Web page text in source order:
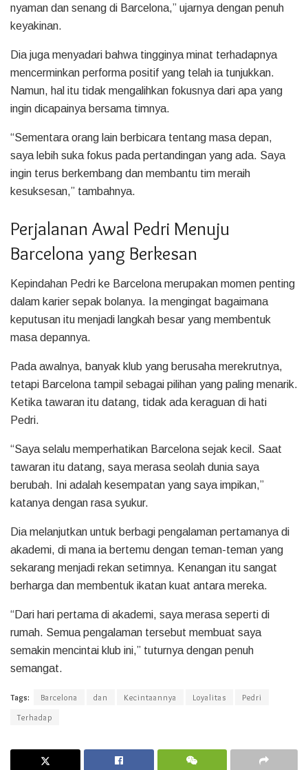
nyaman dan senang di Barcelona,” ujarnya dengan penuh
keyakinan.
Dia juga menyadari bahwa tingginya minat terhadapnya
mencerminkan performa positif yang telah ia tunjukkan.
Namun, hal itu tidak mengalihkan fokusnya dari apa yang
ingin dicapainya bersama timnya.
“Sementara orang lain berbicara tentang masa depan,
saya lebih suka fokus pada pertandingan yang ada. Saya
ingin terus berkembang dan membantu tim meraih
kesuksesan,” tambahnya.
Perjalanan Awal Pedri Menuju
Barcelona yang Berkesan
Kepindahan Pedri ke Barcelona merupakan momen penting
dalam karier sepak bolanya. Ia mengingat bagaimana
keputusan itu menjadi langkah besar yang membentuk
masa depannya.
Pada awalnya, banyak klub yang berusaha merekrutnya,
tetapi Barcelona tampil sebagai pilihan yang paling menarik.
Ketika tawaran itu datang, tidak ada keraguan di hati
Pedri.
“Saya selalu memperhatikan Barcelona sejak kecil. Saat
tawaran itu datang, saya merasa seolah dunia saya
berubah. Ini adalah kesempatan yang saya impikan,”
katanya dengan rasa syukur.
Dia melanjutkan untuk berbagi pengalaman pertamanya di
akademi, di mana ia bertemu dengan teman-teman yang
sekarang menjadi rekan setimnya. Kenangan itu sangat
berharga dan membentuk ikatan kuat antara mereka.
“Dari hari pertama di akademi, saya merasa seperti di
rumah. Semua pengalaman tersebut membuat saya
semakin mencintai klub ini,” tuturnya dengan penuh
semangat.
Tags: Barcelona dan Kecintaannya Loyalitas
Pedri
Terhadap